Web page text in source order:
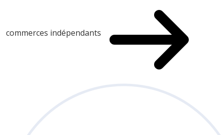
commerces indépendants